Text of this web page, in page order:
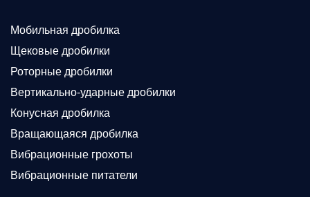
Мобильная дробилка
Щековые дробилки
Роторные дробилки
Вертикально-ударные дробилки
Конусная дробилка
Вращающаяся дробилка
Вибрационные грохоты
Вибрационные питатели